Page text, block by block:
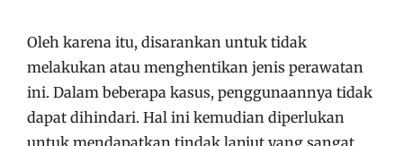
Oleh karena itu, disarankan untuk tidak
melakukan atau menghentikan jenis perawatan
ini. Dalam beberapa kasus, penggunaannya tidak
dapat dihindari. Hal ini kemudian diperlukan